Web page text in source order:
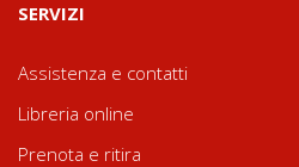
SERVIZI
Assistenza e contatti
Libreria online
Prenota e ritira